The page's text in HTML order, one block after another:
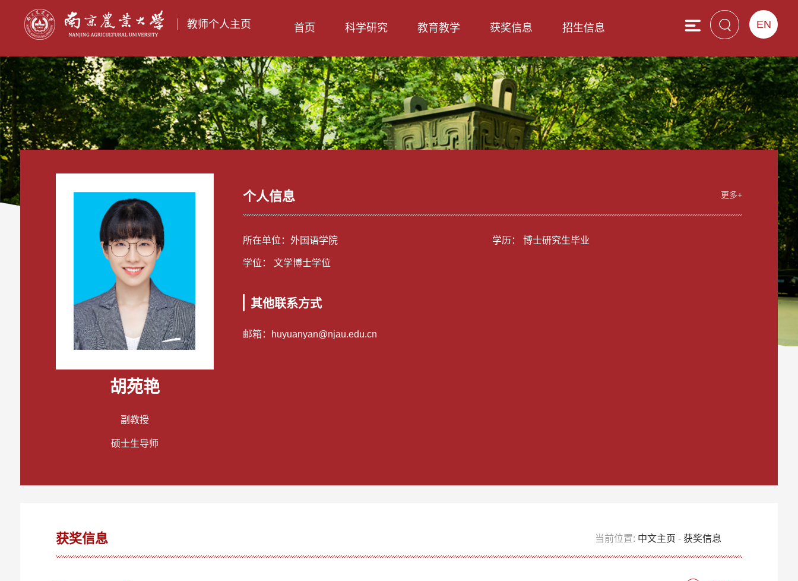
教师个人主页 EN
首页 科学研究 教育教学 获奖信息 招生信息
胡苑艳
副教授
硕士生导师
个人信息 更多+
所在单位：外国语学院 学历： 博士研究生毕业
学位： 文学博士学位
其他联系方式
邮箱： huyuanyan@njau.edu.cn
获奖信息 当前位置: 中文主页 -获奖信息